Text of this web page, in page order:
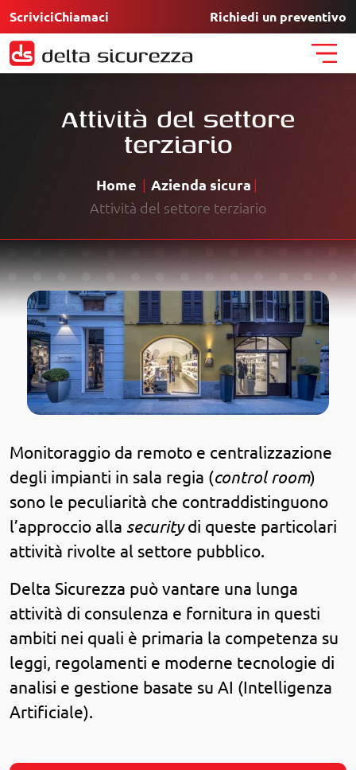
ScriviciChiamaci Richiedi un preventivo
Assistenza
Richiesta preventivo
I nostri lavori
Contatti
FAQ
Chi siamo
Casa sicura
Condominio sicuro
Prodotti
Approfondimenti
Attività del settore
terziario
Home
Azienda sicura
Attività del settore terziario
Monitoraggio da remoto e centralizzazione
degli impianti in sala regia (control room)
sono le peculiarità che contraddistinguono
l’approccio alla securitydi queste particolari
attività rivolte al settore pubblico.
Delta Sicurezza può vantare una lunga
attività di consulenza e fornitura in questi
ambiti nei quali è primaria la competenza su
leggi, regolamenti e moderne tecnologie di
analisi e gestione basate su AI (Intelligenza
Artificiale).